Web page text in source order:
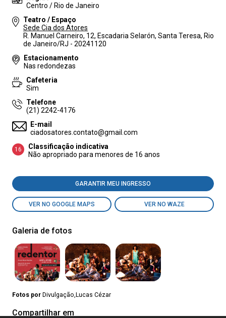
Centro / Rio de Janeiro
Teatro / Espaço
Sede Cia dos Atores
R. Manuel Carneiro, 12, Escadaria Selarón, Santa Teresa, Rio
de Janeiro/RJ - 20241120
Estacionamento
Nas redondezas
Cafeteria
Sim
Telefone
(21) 2242-4176
E-mail
ciadosatores.contato@gmail.com
16
Classificação indicativa
Não apropriado para menores de 16 anos
GARANTIR MEU INGRESSO
VER NO GOOGLE MAPS VER NO WAZE
Galeria de fotos
Fotos por Divulgação,Lucas Cézar
Compartilhar em